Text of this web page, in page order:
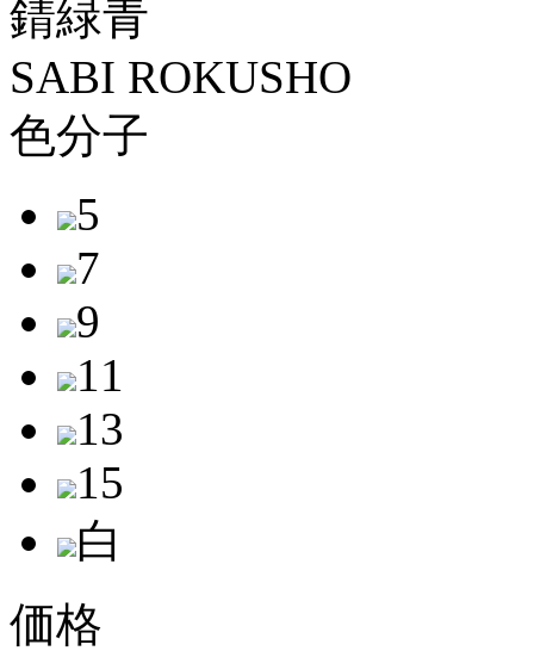
錆緑青
SABI ROKUSHO
色分子
5
7
9
11
13
15
白
価格